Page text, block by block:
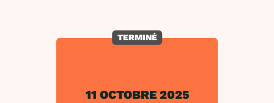
TERMINÉ
11 OCTOBRE 2025